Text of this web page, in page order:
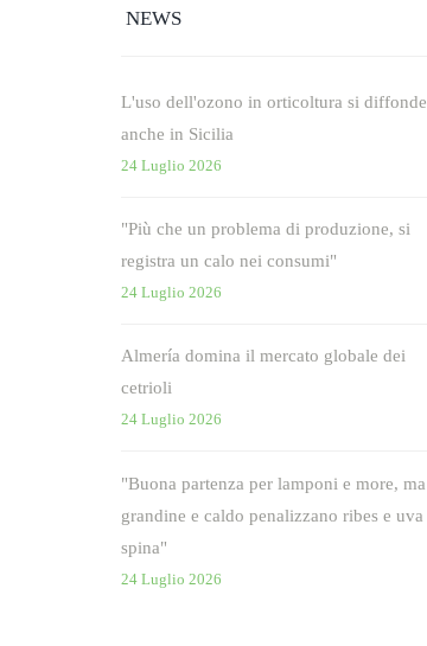
NEWS
L'uso dell'ozono in orticoltura si diffonde
anche in Sicilia
24 Luglio 2026
"Più che un problema di produzione, si
registra un calo nei consumi"
24 Luglio 2026
Almería domina il mercato globale dei
cetrioli
24 Luglio 2026
"Buona partenza per lamponi e more, ma
grandine e caldo penalizzano ribes e uva
spina"
24 Luglio 2026